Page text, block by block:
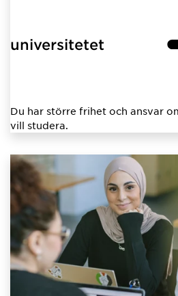
universitetet
Du har större frihet och ansvar
vill studera.